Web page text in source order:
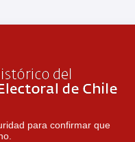
para confirmar que